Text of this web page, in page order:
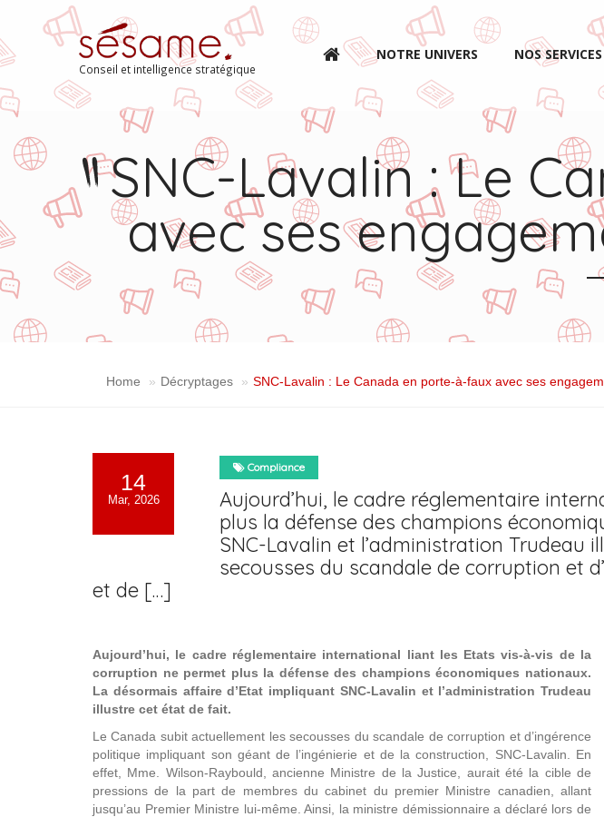
Conseil et intelligence stratégique
NOTRE UNIVERS NOS SERVICES
SNC-Lavalin : Le
avec ses
Home Décryptages SNC-Lavalin : Le Canada en porte-à-faux avec ses
14
Mar, 2026
Compliance
Aujourd’hui, le cadre réglementaire
plus la défense des champions
SNC-Lavalin et l’administration Trudeau
secousses du scandale de corruption et
et de […]
Aujourd’hui, le cadre réglementaire international liant les Etats vis-à-vis de la
corruption ne permet plus la défense des champions économiques nationaux.
La désormais affaire d’Etat impliquant SNC-Lavalin et l’administration Trudeau
illustre cet état de fait.
Le Canada subit actuellement les secousses du scandale de corruption et d’ingérence
politique impliquant son géant de l’ingénierie et de la construction, SNC-Lavalin. En
effet, Mme. Wilson-Raybould, ancienne Ministre de la Justice, aurait été la cible de
pressions de la part de membres du cabinet du premier Ministre canadien, allant
jusqu’au Premier Ministre lui-même. Ainsi, la ministre démissionnaire a déclaré lors de